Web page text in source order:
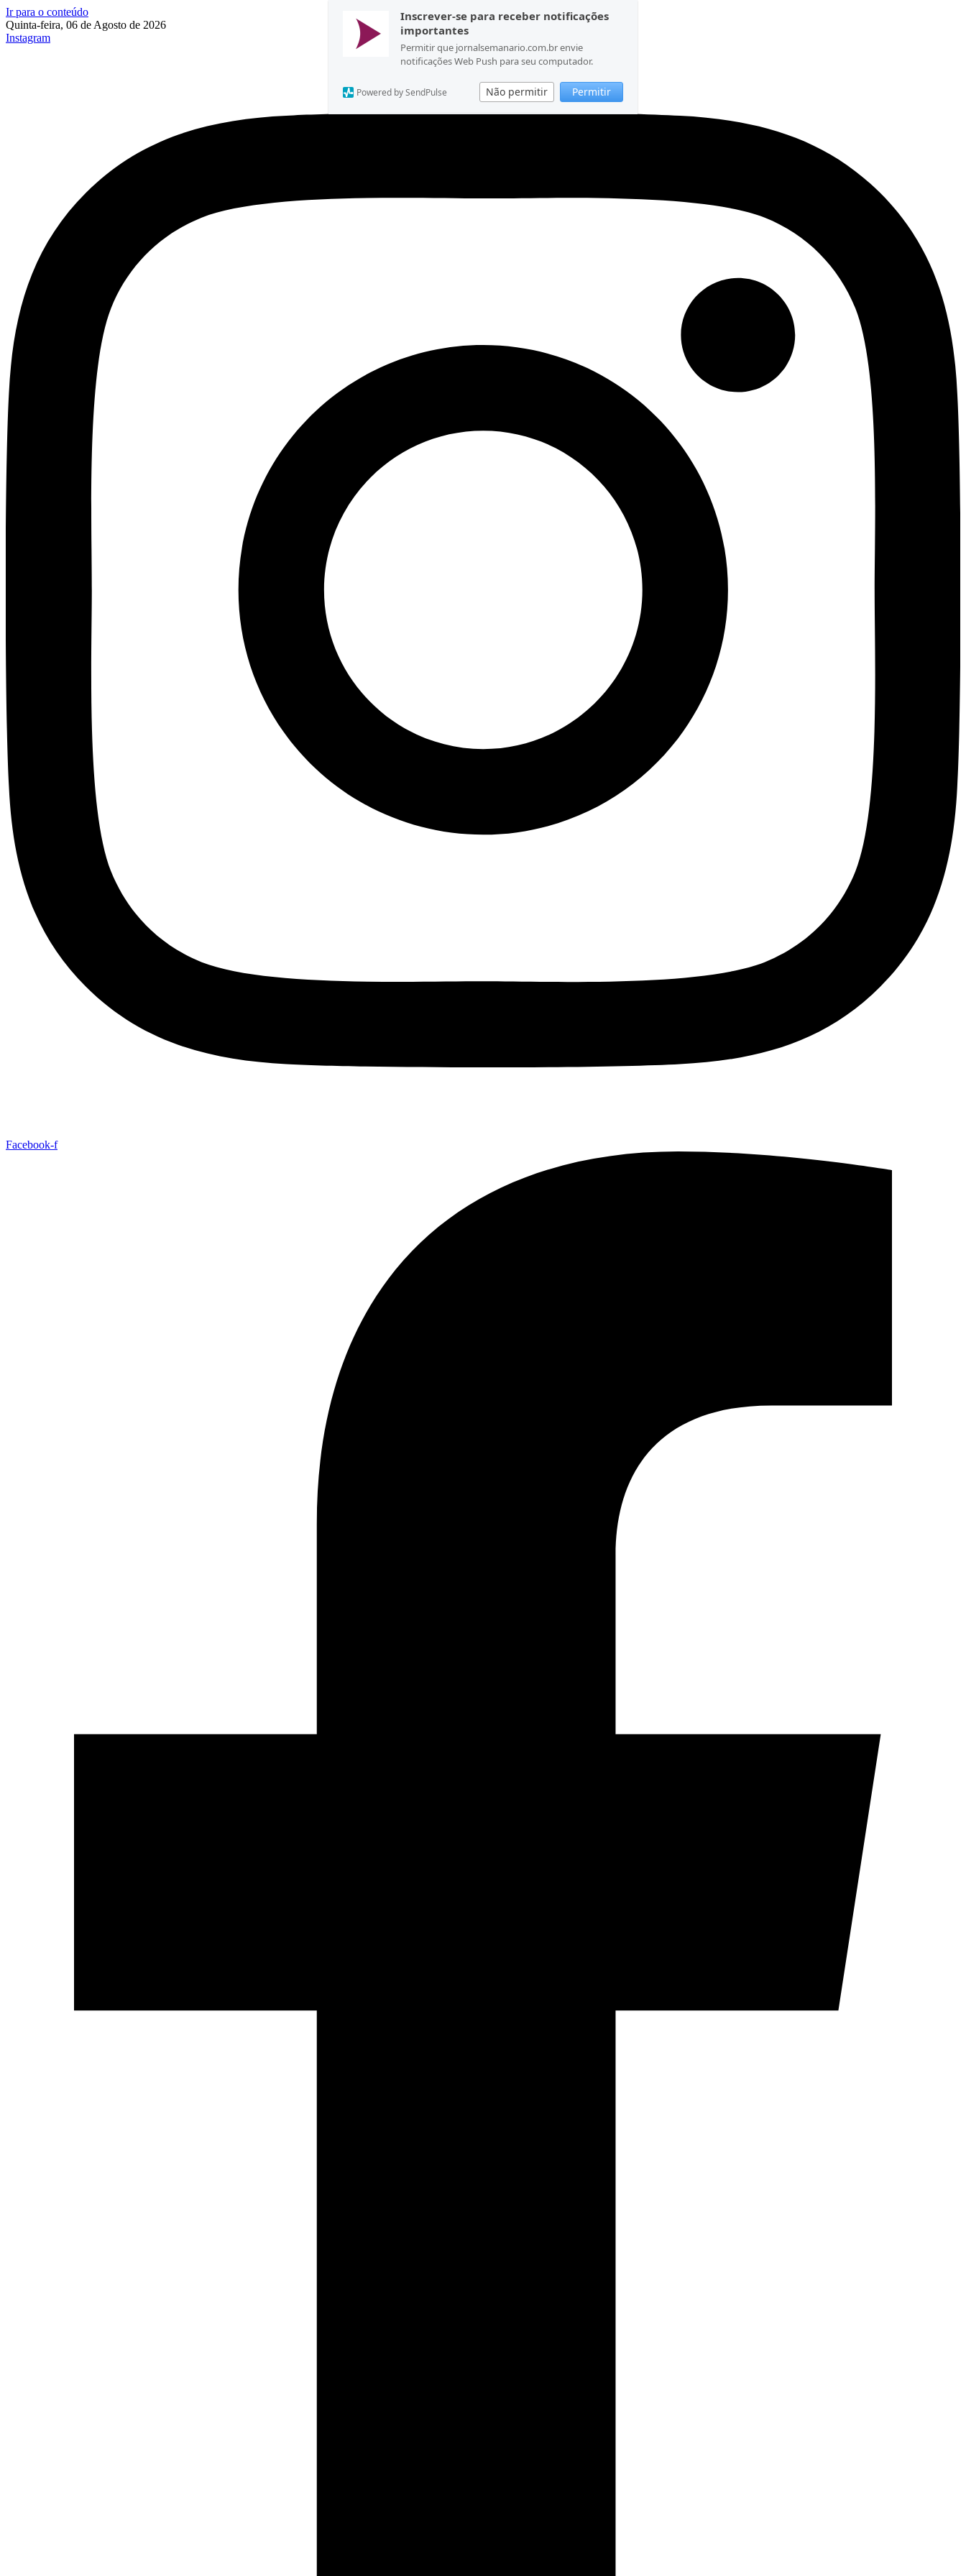
Inscrever-se para receber notificações
importantes
Permitir que jornalsemanario.com.br envie
notificações Web Push para seu computador.
Não permitir Permitir
Powered by SendPulse
Ir para o conteúdo
Quinta-feira, 06 de Agosto de 2026
Instagram
Facebook-f